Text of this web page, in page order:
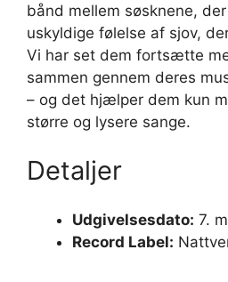
bånd mellem søsknene,
uskyldige følelse af sjov,
Vi har set dem fortsætte
sammen gennem deres
– og det hjælper dem kun
større og lysere sange.
Detaljer
Udgivelsesdato: 7.
Record Label: